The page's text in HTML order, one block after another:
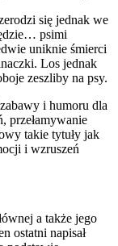
się jednak we
psimi
uniknie śmierci
Los jednak
zeszliby na psy.
i humoru dla
przełamywanie
takie tytuły jak
i wzruszeń
a także jego
ostatni napisał